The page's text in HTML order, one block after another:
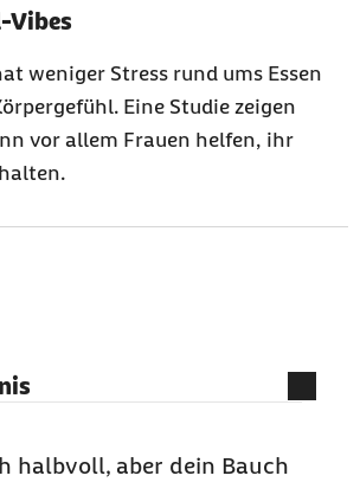
Vibes
weniger Stress rund ums Essen
Eine Studie zeigen
vor allem Frauen helfen, ihr
Essen profitierst
halbvoll, aber dein Bauch